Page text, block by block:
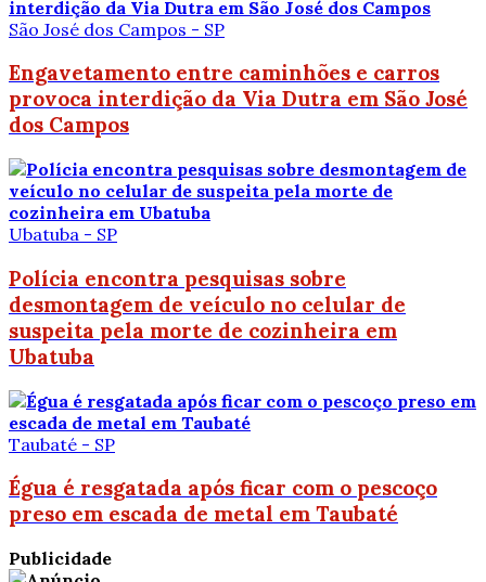
São José dos Campos - SP
Engavetamento entre caminhões e carros
provoca interdição da Via Dutra em São José
dos Campos
Ubatuba - SP
Polícia encontra pesquisas sobre
desmontagem de veículo no celular de
suspeita pela morte de cozinheira em
Ubatuba
Taubaté - SP
Égua é resgatada após ficar com o pescoço
preso em escada de metal em Taubaté
Publicidade